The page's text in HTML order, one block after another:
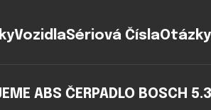
VozidlaSériová Čísla
ABS ČERPADLO BOSCH